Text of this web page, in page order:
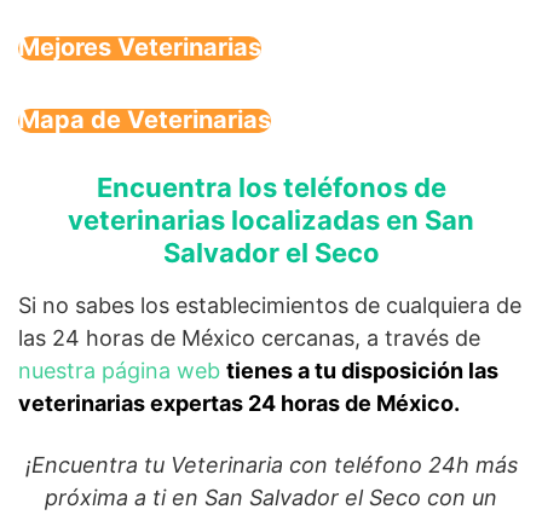
Mejores Veterinarias
Mapa de Veterinarias
Encuentra los teléfonos de
veterinarias localizadas en San
Salvador el Seco
Si no sabes los establecimientos de cualquiera de
las 24 horas de México cercanas, a través de
nuestra página web tienes a tu disposición las
veterinarias expertas 24 horas de México.
¡Encuentra tu Veterinaria con teléfono 24h más
próxima a ti en San Salvador el Seco con un